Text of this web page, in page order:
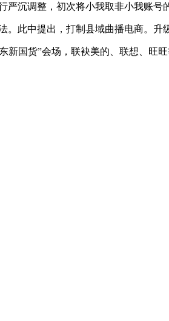
调整，初次将小我取非小我账号
中提出，打制县域曲播电商。升
国货”会场，联袂美的、联想、旺